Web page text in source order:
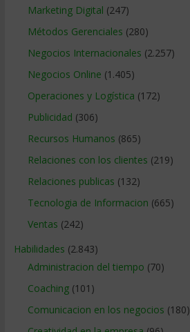
Marketing Digital (247)
Métodos Gerenciales (280)
Negocios Internacionales (2.257)
Negocios Online (1.405)
Operaciones y Logística (172)
Publicidad (306)
Recursos Humanos (865)
Relaciones con los clientes (219)
Relaciones publicas (132)
Tecnologia de Informacion (665)
Ventas (242)
Habilidades (2.843)
Administracion del tiempo (70)
Coaching(101)
Comunicacion en los negocios (180)